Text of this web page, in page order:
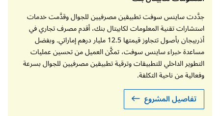
جدَّدت ساينس سوفت تطبيقين مصرفيين للجوال وقدَّمت خدمات
استشارات تقنية المعلومات لكابيتال بنك، أقدم مصرف تجاري في
أذربيجان بأصول تتجاوز قيمتها 12.5 مليار درهم إماراتي. وبفضل
مساعدة خبراء ساينس سوفت، تمكَّن العميل من تحسين عمليات
التطوير الداخلي للتطبيقات وترقية تطبيقين مصرفيين للجوال بسرعة
وفعالية من ناحية التكلفة.
تفاصيل المشروع